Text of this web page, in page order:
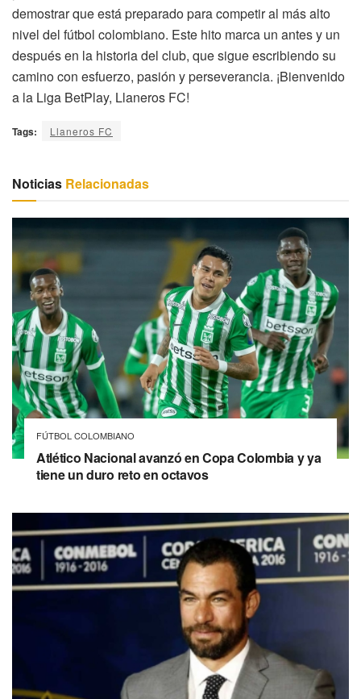
demostrar que está preparado para competir al más alto
nivel del fútbol colombiano. Este hito marca un antes y un
después en la historia del club, que sigue escribiendo su
camino con esfuerzo, pasión y perseverancia. ¡Bienvenido
a la Liga BetPlay, Llaneros FC!
Tags: Llaneros FC
Noticias Relacionadas
FÚTBOL COLOMBIANO
Atlético Nacional avanzó en Copa Colombia y ya
tiene un duro reto en octavos